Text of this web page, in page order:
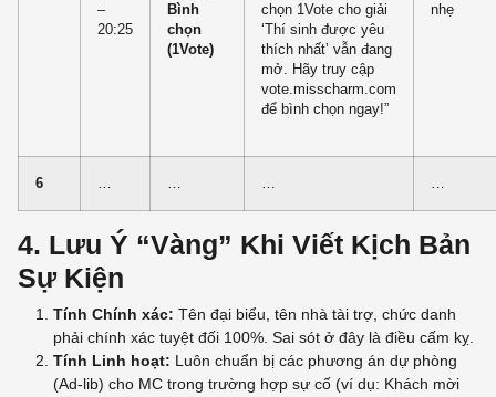
–
20:25
Bình
chọn
(1Vote)
chọn 1Vote cho giải
‘Thí sinh được yêu
thích nhất’ vẫn đang
mở. Hãy truy cập
vote.misscharm.com
để bình chọn ngay!”
nhẹ
6 … … … …
4. Lưu Ý “Vàng” Khi Viết Kịch Bản
Sự Kiện
Tính Chính xác: Tên đại biểu, tên nhà tài trợ, chức danh
phải chính xác tuyệt đối 100%. Sai sót ở đây là điều cấm kỵ.
Tính Linh hoạt: Luôn chuẩn bị các phương án dự phòng
(Ad-lib) cho MC trong trường hợp sự cố (ví dụ: Khách mời